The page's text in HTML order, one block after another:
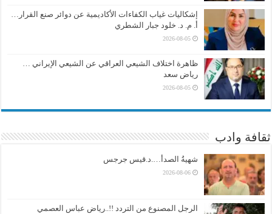
إشكاليات غياب الكفاءات الأكاديمية عن دوائر صنع القرار…
أ. م. د. خلود جبار الشطري
2026-08-05
ظاهرة اختلاف الشيعي العراقي عن الشيعي الإيراني …
رياض سعد
2026-08-05
ثقافة وادب
شهيةُ الصدأ….د.قيس جرجس
2026-08-06
الرجل المصنوع من التردد !!..رياض عباس العصمي